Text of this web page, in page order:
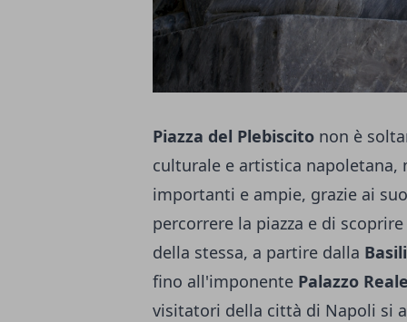
Piazza del Plebiscito non è
culturale e artistica napoletana,
importanti e ampie, grazie ai
percorrere la piazza e di
della stessa, a partire dalla
fino all'imponente Palazzo Reale
visitatori della città di Napoli si